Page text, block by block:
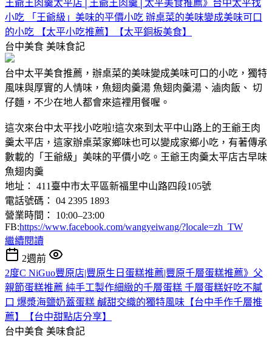
王爺王肉羹太平店│王爺王肉羹│太平美食推薦》台中太平找
小吃 「王爺級」美味的平價小吃 辦桌菜的美味變成美味可口
的小吃 【太平小吃推薦】【太平銅板美食】
台中美食 美味食記
台中太平美食推薦，辦桌菜的美味變成美味可口的小吃，獨特
風味與厚實的人情味，魚翅肉羹湯 魚翅肉羹湯、滷肉飯、 切
仔麵，不少在地人都會來這裡用餐喔。
這次來台中太平找小吃啦!這次來到太平中山路上的王爺王肉
羹太平店，這家辦桌菜家鄉味也可以變成家鄉小吃，有著傳承
數載的「王爺級」美味的平價小吃。王爺王肉羹太平店古早味
魚翅肉羹
地址： 411臺中市太平區新福里中山路四段105號
電話號碼： 04 2395 1893
營業時間： 10:00–23:00
FB:https://www.facebook.com/wangyeiwang/?locale=zh_TW
繼續閱讀
2週前
2度C NiGuo豐原店|豐原生日蛋糕推薦|豐原千層蛋糕推薦》父
親節蛋糕推薦 純手工製作細緻的千層蛋糕 千層蛋糕好吃不膩
口 爆漿海鹽奶蓋蛋糕 鹹甜交織的獨特風味【台中手作千層推
薦】【台中甜點店分享】
台中美食 美味食記